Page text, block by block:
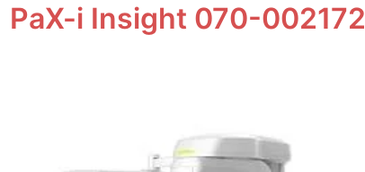
PaX-i Insight 070-002172